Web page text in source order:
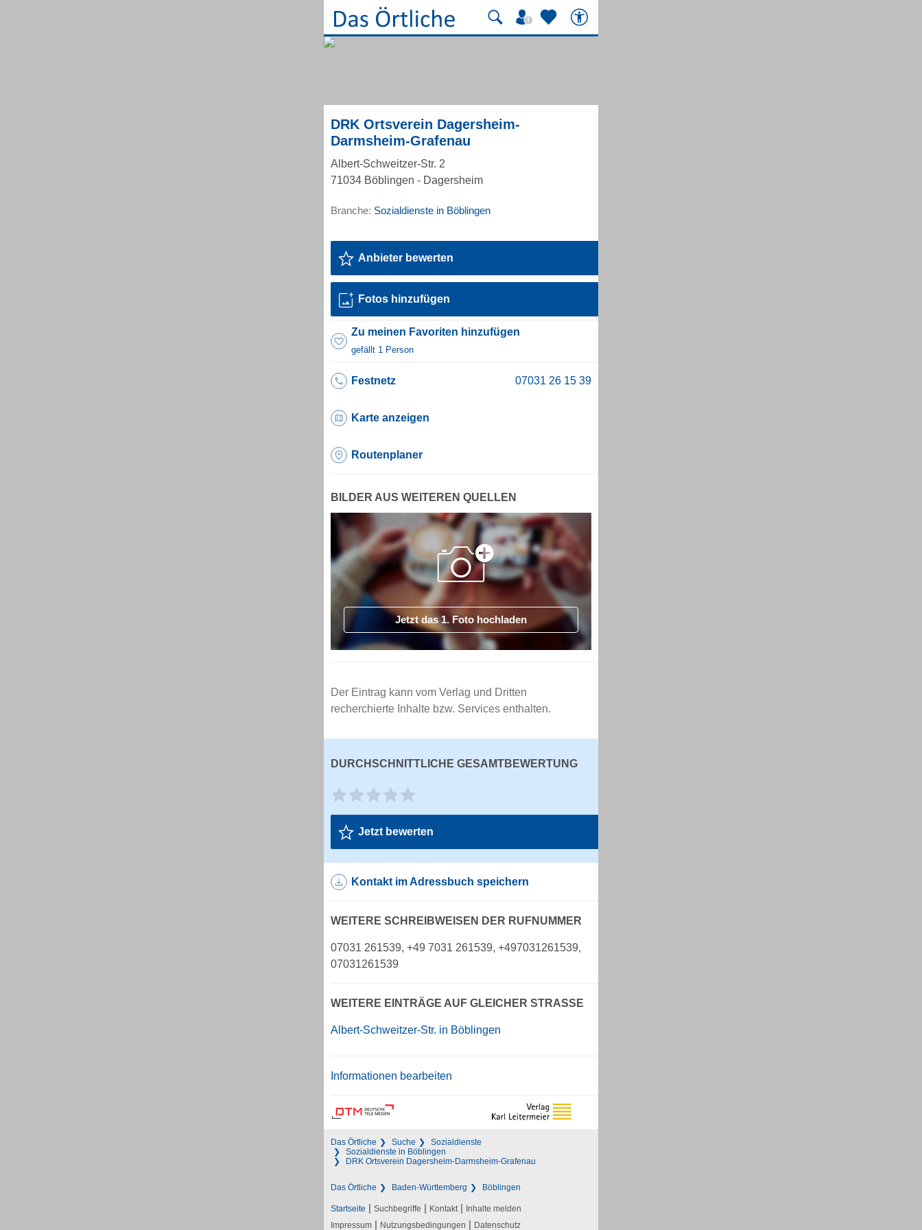
DRK Ortsverein Dagersheim-
Darmsheim-Grafenau
Albert-Schweitzer-Str. 2
71034 Böblingen - Dagersheim
Branche: Sozialdienste in Böblingen
Anbieter bewerten
Fotos hinzufügen
Zu meinen Favoriten hinzufügen
gefällt 1 Person
Festnetz
Karte anzeigen
Routenplaner
BILDER AUS WEITEREN QUELLEN
Jetzt das 1. Foto hochladen
Der Eintrag kann vom Verlag und Dritten
recherchierte Inhalte bzw. Services enthalten.
DURCHSCHNITTLICHE GESAMTBEWERTUNG
Jetzt bewerten
Kontakt im Adressbuch speichern
WEITERE SCHREIBWEISEN DER RUFNUMMER
07031 261539, +49 7031 261539, +497031261539,
07031261539
WEITERE EINTRÄGE AUF GLEICHER STRASSE
Albert-Schweitzer-Str. in Böblingen
Informationen bearbeiten
Das Örtliche Suche
Sozialdienste
Sozialdienste in Böblingen
DRK Ortsverein Dagersheim-Darmsheim-Grafenau
Das Örtliche Baden-Württemberg Böblingen
Startseite | Suchbegriffe | Kontakt | Inhalte melden
Impressum | Nutzungsbedingungen | Datenschutz